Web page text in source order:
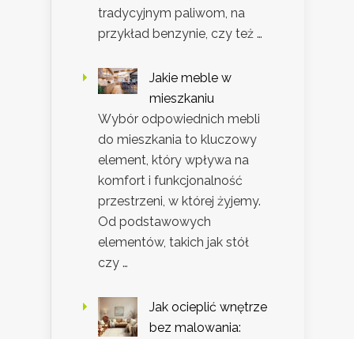
tradycyjnym paliwom, na
przykład benzynie, czy też …
Jakie meble w
mieszkaniu
Wybór odpowiednich mebli
do mieszkania to kluczowy
element, który wpływa na
komfort i funkcjonalność
przestrzeni, w której żyjemy.
Od podstawowych
elementów, takich jak stół
czy …
Jak ocieplić wnętrze
bez malowania: